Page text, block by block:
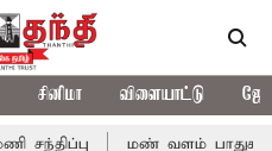
சினிமா விளையாட்டு
மண் வளம் பாதுகாக்க ரசாயன